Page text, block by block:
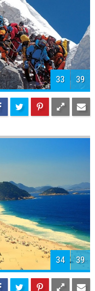
33 39
34 39